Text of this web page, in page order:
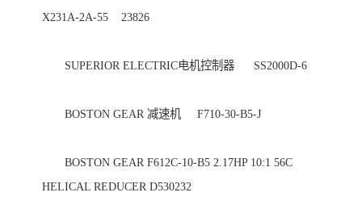
X231A-2A-55    23826
SUPERIOR ELECTRIC电机控制器      SS2000D-6
BOSTON GEAR 减速机     F710-30-B5-J
BOSTON GEAR F612C-10-B5 2.17HP 10:1 56C
HELICAL REDUCER D530232